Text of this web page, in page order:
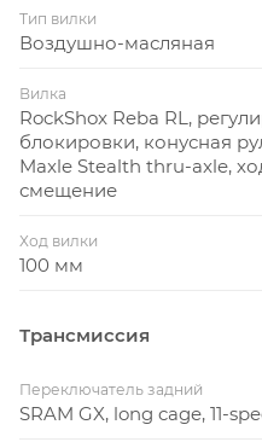
Тип вилки
Воздушно-масляная
Вилка
RockShox Reba RL,
блокировки, конусная
Maxle Stealth thru-axle,
смещение
Ход вилки
100 мм
Трансмиссия
Переключатель задний
SRAM GX, long cage, 11-